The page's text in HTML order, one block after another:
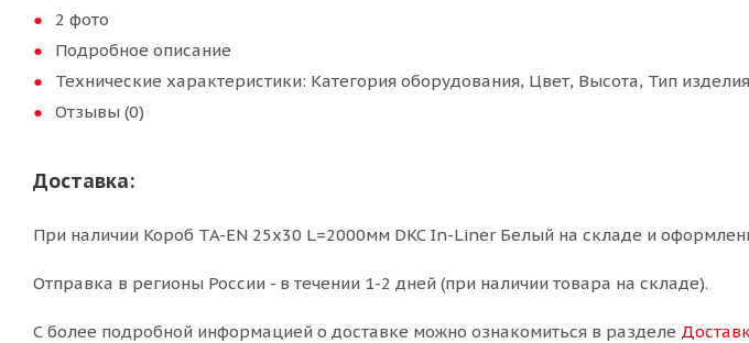
2 фото
Подробное описание
Технические характеристики: Категория оборудования, Цвет, Высота, Тип
Отзывы (0)
Доставка:
При наличии Короб TA-EN 25x30 L=2000мм DKC In-Liner Белый на складе и
Отправка в регионы России - в течении 1-2 дней (при наличии товара на складе).
С более подробной информацией о доставке можно ознакомиться в разделе